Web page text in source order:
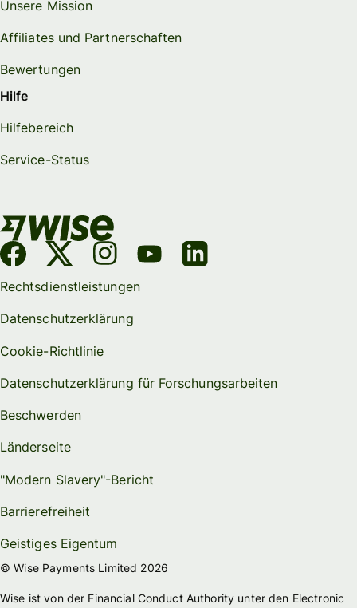
Unsere Mission
Affiliates und Partnerschaften
Bewertungen
Hilfe
Hilfebereich
Service-Status
Rechtsdienstleistungen
Datenschutzerklärung
Cookie-Richtlinie
Datenschutzerklärung für Forschungsarbeiten
Beschwerden
Länderseite
"Modern Slavery"-Bericht
Barrierefreiheit
Geistiges Eigentum
© Wise Payments Limited 2026
Wise ist von der Financial Conduct Authority unter den Electronic